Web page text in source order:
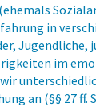
in
Jugendliche,
im
an (§§ 27 ff.